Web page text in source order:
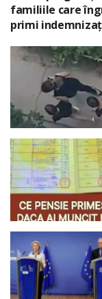
familiile care
primi